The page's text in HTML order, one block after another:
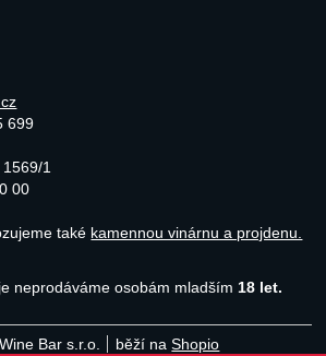
699
1
00
také kamennou vinárnu a projdenu.
neprodáváme osobám mladším 18 let.
Bar s.r.o. běží naShopio